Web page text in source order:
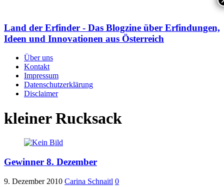
Land der Erfinder - Das Blogzine über Erfindungen,
Ideen und Innovationen aus Österreich
Über uns
Kontakt
Impressum
Datenschutzerklärung
Disclaimer
kleiner Rucksack
Gewinner 8. Dezember
9. Dezember 2010 Carina Schnaitl 0